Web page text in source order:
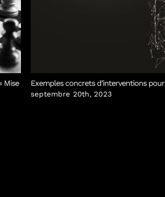
Mise
Exemples concrets d’interventions
septembre 20th, 2023